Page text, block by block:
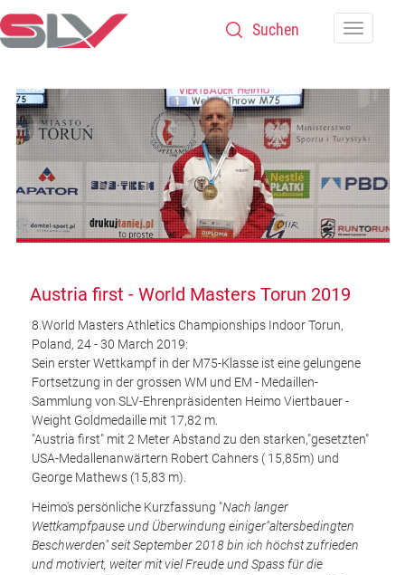
Zum Inhalt
Austria first - World Masters Torun 2019
8.World Masters Athletics Championships Indoor Torun,
Poland, 24 - 30 March 2019:
Sein erster Wettkampf in der M75-Klasse ist eine gelungene
Fortsetzung in der grossen WM und EM - Medaillen-
Sammlung von SLV-Ehrenpräsidenten Heimo Viertbauer -
Weight Goldmedaille mit 17,82 m.
"Austria first" mit 2 Meter Abstand zu den starken,"gesetzten"
USA-Medallenanwärtern Robert Cahners ( 15,85m) und
George Mathews (15,83 m).
Heimo's persönliche Kurzfassung "Nach langer
Wettkampfpause und Überwindung einiger"altersbedingten
Beschwerden" seit September 2018 bin ich höchst zufrieden
und motiviert, weiter mit viel Freude und Spass für die